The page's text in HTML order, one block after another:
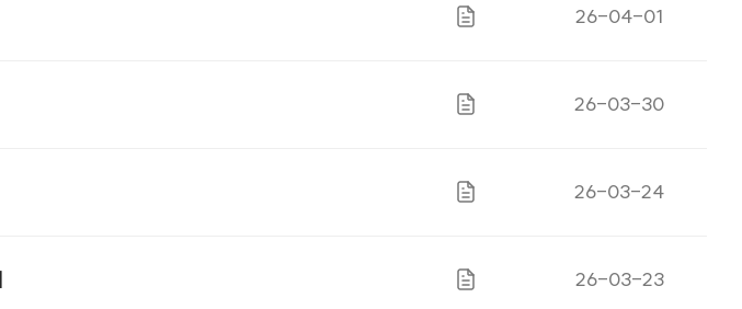
파일있음
게시일자
26-04-01
파일있음
게시일자
26-03-30
파일있음
게시일자
26-03-24
파일있음
게시일자
26-03-23